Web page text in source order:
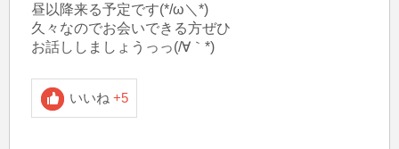
昼以降来る予定です(*/ω＼*)
久々なのでお会いできる方ぜひ
お話ししましょうっっ(/∀｀*)
いいね +5